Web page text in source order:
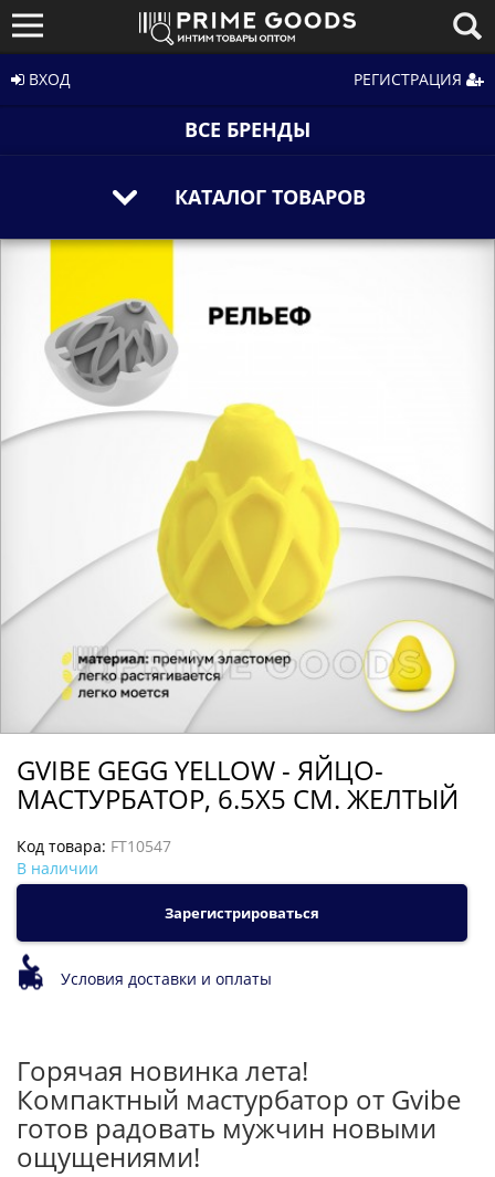
ВХОД РЕГИСТРАЦИЯ
ВСЕ БРЕНДЫ
КАТАЛОГ ТОВАРОВ
GVIBE GEGG YELLOW - ЯЙЦО-
МАСТУРБАТОР, 6.5Х5 СМ. ЖЕЛТЫЙ
Код товара: FT10547
В наличии
Зарегистрироваться
Условия доставки и оплаты
Горячая новинка лета!
Компактный мастурбатор от Gvibe
готов радовать мужчин новыми
ощущениями!